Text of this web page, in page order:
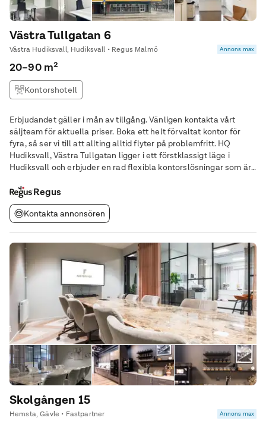
Västra Tullgatan 6
Västra Hudiksvall, Hudiksvall • Regus Malmö Annons max
20–90 m²
Kontorshotell
Erbjudandet gäller i mån av tillgång. Vänligen kontakta vårt
säljteam för aktuella priser. Boka ett helt förvaltat kontor för
fyra, så ser vi till att allting alltid flyter på problemfritt. HQ
Hudiksvall, Västra Tullgatan ligger i ett förstklassigt läge i
Hudiksvall och erbjuder en rad flexibla kontorslösningar som är
företag. Beläget på
Regus
Kontakta annonsören
Skolgången 15
Hemsta, Gävle • Fastpartner Annons max